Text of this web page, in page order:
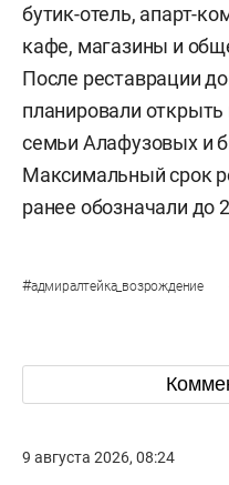
бутик-отель, апарт-
кафе, магазины и
После реставрации
планировали
семьи Алафузовых и
Максимальный срок
ранее обозначали до
#адмиралтейка_возрождение
9 августа 2026, 08:24